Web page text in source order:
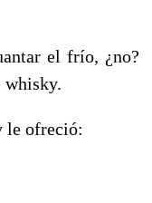
el frío, ¿no?
whisky.
le ofreció: